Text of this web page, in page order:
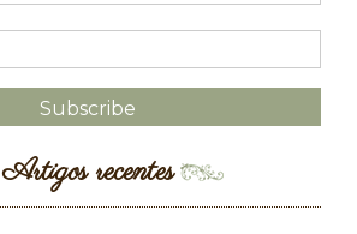
Artigos recentes